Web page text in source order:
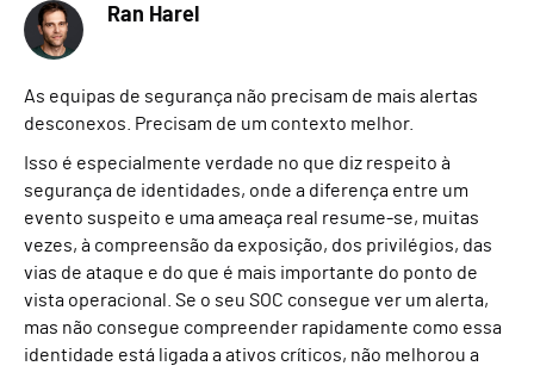
Ran Harel
As equipas de segurança não precisam de mais alertas
desconexos. Precisam de um contexto melhor.
Isso é especialmente verdade no que diz respeito à
segurança de identidades, onde a diferença entre um
evento suspeito e uma ameaça real resume-se, muitas
vezes, à compreensão da exposição, dos privilégios, das
vias de ataque e do que é mais importante do ponto de
vista operacional. Se o seu SOC consegue ver um alerta,
mas não consegue compreender rapidamente como essa
identidade está ligada a ativos críticos, não melhorou a